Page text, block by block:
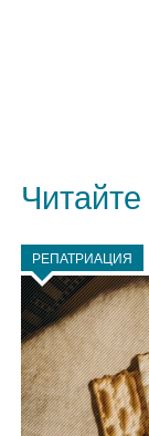
РЕПАТРИАЦИЯ